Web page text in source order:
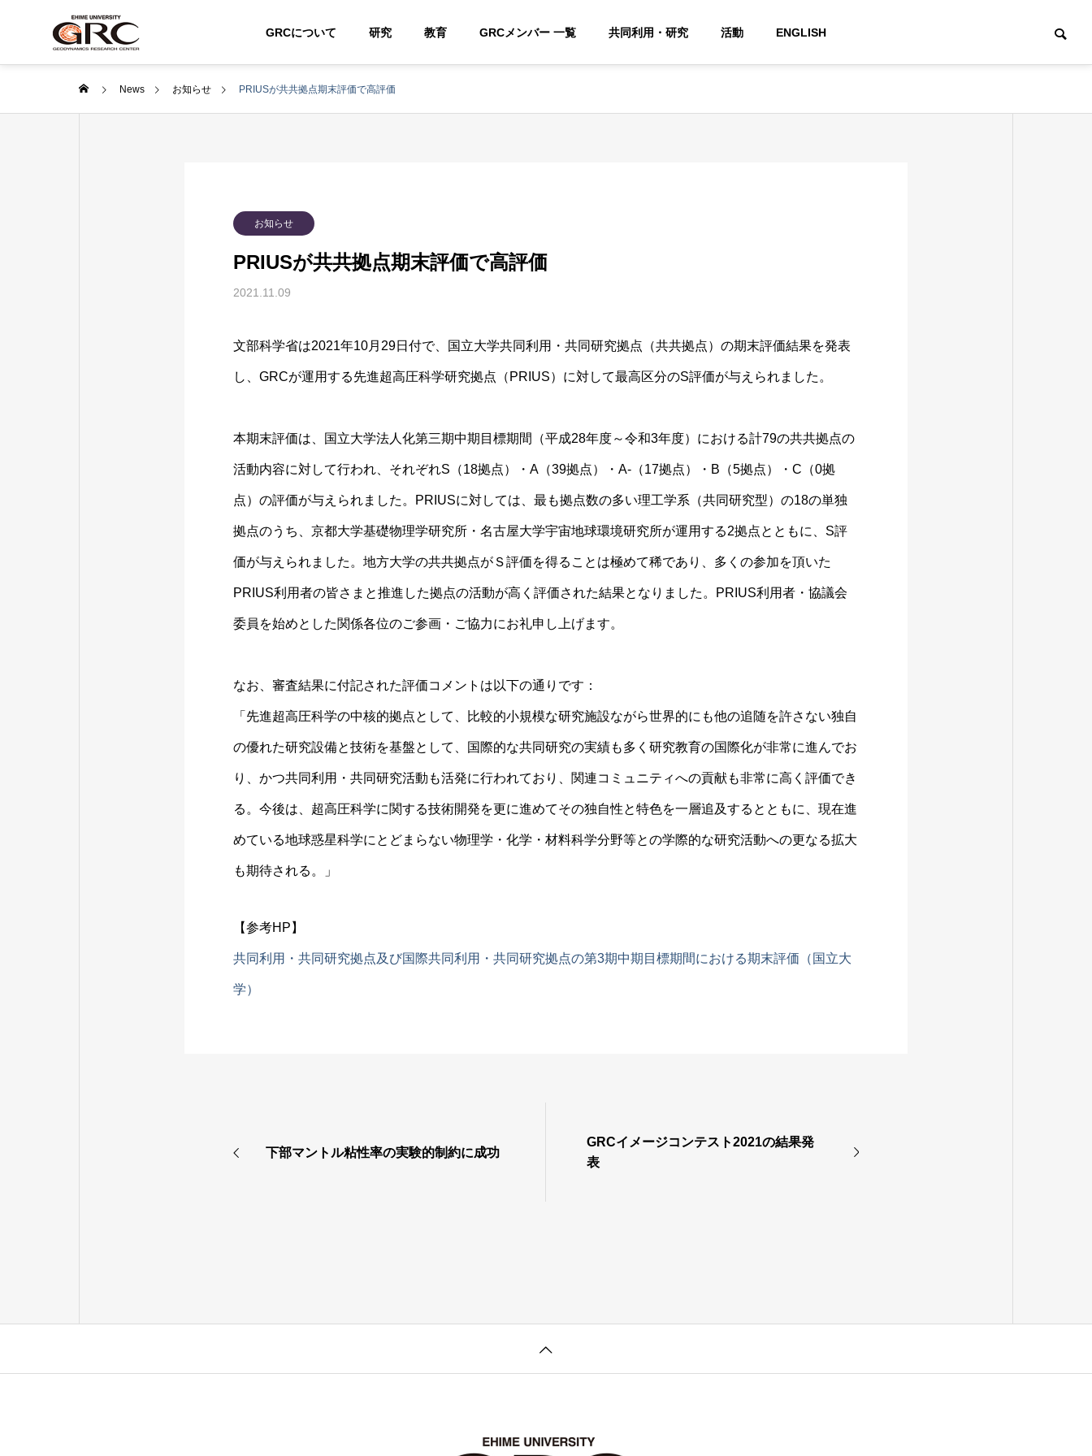
GRCについて 研究 教育 GRCメンバー 一覧 共同利用・研究 活動 ENGLISH
News お知らせ PRIUSが共共拠点期末評価で高評価
お知らせ
PRIUSが共共拠点期末評価で高評価
2021.11.09
文部科学省は2021年10月29日付で、国立大学共同利用・共同研究拠点（共共拠点）の期末評価結果を発表
し、GRCが運用する先進超高圧科学研究拠点（PRIUS）に対して最高区分のS評価が与えられました。
本期末評価は、国立大学法人化第三期中期目標期間（平成28年度～令和3年度）における計79の共共拠点の
活動内容に対して行われ、それぞれS（18拠点）・A（39拠点）・A-（17拠点）・B（5拠点）・C（0拠
点）の評価が与えられました。PRIUSに対しては、最も拠点数の多い理工学系（共同研究型）の18の単独
拠点のうち、京都大学基礎物理学研究所・名古屋大学宇宙地球環境研究所が運用する2拠点とともに、S評
価が与えられました。地方大学の共共拠点がＳ評価を得ることは極めて稀であり、多くの参加を頂いた
PRIUS利用者の皆さまと推進した拠点の活動が高く評価された結果となりました。PRIUS利用者・協議会
委員を始めとした関係各位のご参画・ご協力にお礼申し上げます。
なお、審査結果に付記された評価コメントは以下の通りです：
「先進超高圧科学の中核的拠点として、比較的小規模な研究施設ながら世界的にも他の追随を許さない独自
の優れた研究設備と技術を基盤として、国際的な共同研究の実績も多く研究教育の国際化が非常に進んでお
り、かつ共同利用・共同研究活動も活発に行われており、関連コミュニティへの貢献も非常に高く評価でき
る。今後は、超高圧科学に関する技術開発を更に進めてその独自性と特色を一層追及するとともに、現在進
めている地球惑星科学にとどまらない物理学・化学・材料科学分野等との学際的な研究活動への更なる拡大
も期待される。」
【参考HP】
共同利用・共同研究拠点及び国際共同利用・共同研究拠点の第3期中期目標期間における期末評価（国立大
学）
下部マントル粘性率の実験的制約に成功
GRCイメージコンテスト2021の結果発
表